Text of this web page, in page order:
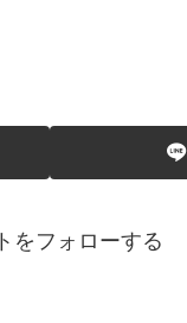
をフォローする